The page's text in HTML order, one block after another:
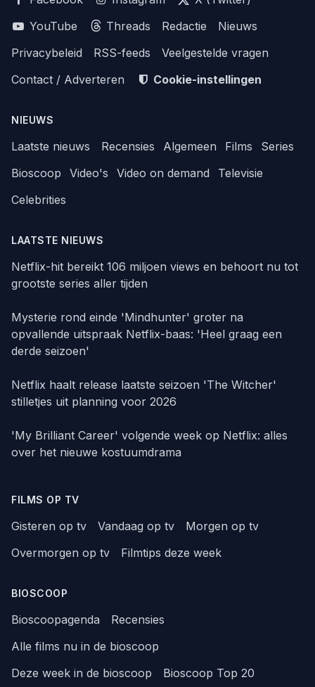
YouTube
Threads Redactie
Nieuws
Privacybeleid
RSS-feeds
Veelgestelde vragen
Contact / Adverteren
Cookie-instellingen
NIEUWS
Laatste nieuws Recensies Algemeen Films
Series
Bioscoop
Video's Video on demand
Televisie
Celebrities
LAATSTE NIEUWS
Netflix-hit bereikt 106 miljoen views en behoort nu tot
grootste series aller tijden
Mysterie rond einde 'Mindhunter' groter na
opvallende uitspraak Netflix-baas: 'Heel graag een
derde seizoen'
Netflix haalt release laatste seizoen 'The Witcher'
stilletjes uit planning voor 2026
'My Brilliant Career' volgende week op Netflix: alles
over het nieuwe kostuumdrama
FILMS OP TV
Gisteren op tv Vandaag op tv
Morgen op tv
Overmorgen op tv
Filmtips deze week
BIOSCOOP
Bioscoopagenda
Recensies
Alle films nu in de bioscoop
Deze week in de bioscoop
Bioscoop Top 20